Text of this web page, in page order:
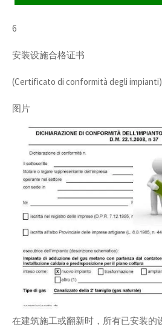
6
安装设施合格证书
(Certificato di conformità degli impianti)
图片
在建筑施工或翻新时，所有已安装的